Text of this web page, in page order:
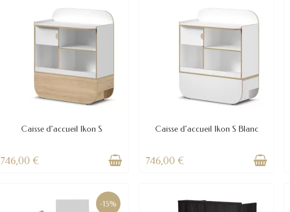
Caisse d'accueil Ikon S
746,00 €
Caisse d'accueil Ikon S Blanc
746,00 €
-15%